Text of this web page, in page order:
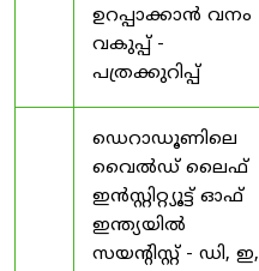
ഉറപ്പാക്കാൻ വനം
വകുപ്പ് -
പത്രക്കുറിപ്പ്
ഡെറാഡൂണിലെ
വൈൽഡ് ലൈഫ്
ഇൻസ്റ്റിറ്റ്യൂട്ട് ഓഫ്
ഇന്ത്യയിൽ
സയൻ്റിസ്റ്റ് - ഡി, ഇ,